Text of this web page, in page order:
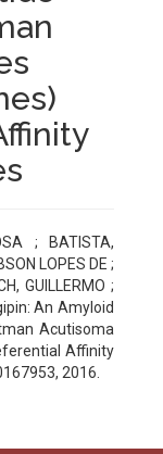
; BATISTA,
LOPES DE ;
GUILLERMO ;
An Amyloid
Acutisoma
Affinity
2016.